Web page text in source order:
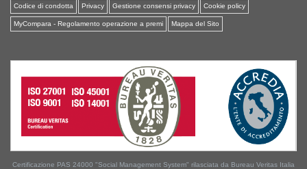
Codice di condotta Privacy Gestione consensi privacy Cookie policy
MyCompara - Regolamento operazione a premi Mappa del Sito
Certificazione PAS 24000 "Social Management System" rilasciata da Bureau Veritas Italia